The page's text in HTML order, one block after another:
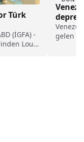
Türk
(İGFA) -
Louis
gelen